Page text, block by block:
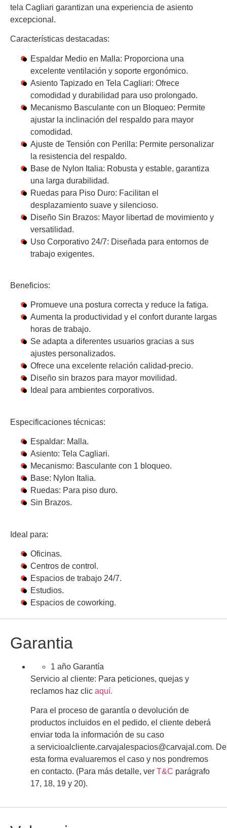
tela Cagliari garantizan una experiencia de asiento
excepcional.
Características destacadas:
Espaldar Medio en Malla: Proporciona una
excelente ventilación y soporte ergonómico.
Asiento Tapizado en Tela Cagliari: Ofrece
comodidad y durabilidad para uso prolongado.
Mecanismo Basculante con un Bloqueo: Permite
ajustar la inclinación del respaldo para mayor
comodidad.
Ajuste de Tensión con Perilla: Permite personalizar
la resistencia del respaldo.
Base de Nylon Italia: Robusta y estable, garantiza
una larga durabilidad.
Ruedas para Piso Duro: Facilitan el
desplazamiento suave y silencioso.
Diseño Sin Brazos: Mayor libertad de movimiento y
versatilidad.
Uso Corporativo 24/7: Diseñada para entornos de
trabajo exigentes.
Beneficios:
Promueve una postura correcta y reduce la fatiga.
Aumenta la productividad y el confort durante largas
horas de trabajo.
Se adapta a diferentes usuarios gracias a sus
ajustes personalizados.
Ofrece una excelente relación calidad-precio.
Diseño sin brazos para mayor movilidad.
Ideal para ambientes corporativos.
Especificaciones técnicas:
Espaldar: Malla.
Asiento: Tela Cagliari.
Mecanismo: Basculante con 1 bloqueo.
Base: Nylon Italia.
Ruedas: Para piso duro.
Sin Brazos.
Ideal para:
Oficinas.
Centros de control.
Espacios de trabajo 24/7.
Estudios.
Espacios de coworking.
Garantia
1 año Garantía
Servicio al cliente: Para peticiones, quejas y
reclamos haz clic aquí.
Para el proceso de garantía o devolución de
productos incluidos en el pedido, el cliente deberá
enviar toda la información de su caso
a servicioalcliente.carvajalespacios@carvajal.com. De
esta forma evaluaremos el caso y nos pondremos
en contacto. (Para más detalle, ver T&C parágrafo
17, 18, 19 y 20).